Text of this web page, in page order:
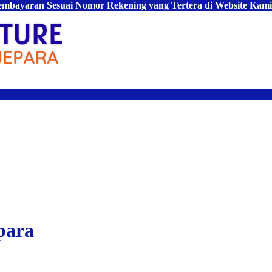
Sesuai Nomor Rekening yang Tertera di Website